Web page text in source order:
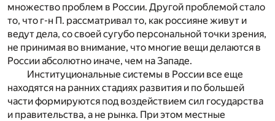
множество проблем в России. Другой проблемой стало
то, что г-н П. рассматривал то, как россияне живут и
ведут дела, со своей сугубо персональной точки зрения,
не принимая во внимание, что многие вещи делаются в
России абсолютно иначе, чем на Западе.
Институциональные системы в России все еще
находятся на ранних стадиях развития и по большей
части формируются под воздействием сил государства
и правительства, а не рынка. При этом местные